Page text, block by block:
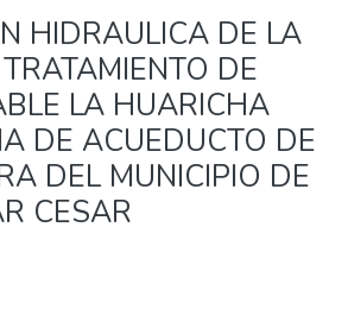
HIDRAULICA DE LA
DE
LA HUARICHA
DE ACUEDUCTO DE
DEL MUNICIPIO DE
CESAR